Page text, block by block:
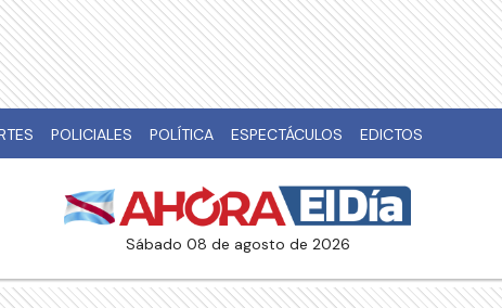
POLICIALES POLÍTICA ESPECTÁCULOS EDICTOS
sábado 08 de agosto de 2026